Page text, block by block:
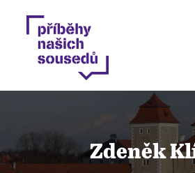
Zdeněk